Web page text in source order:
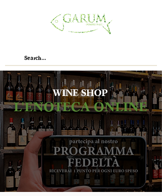
WINE SHOP
L'ENOTECA ONLINE